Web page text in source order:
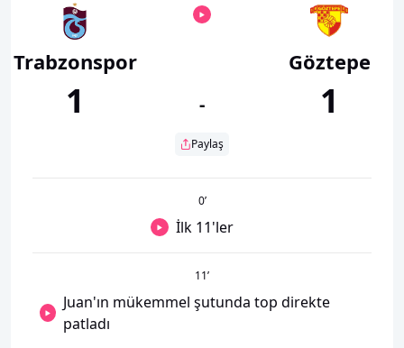
Trabzonspor
1 -
Paylaş
Göztepe
1
0’
İlk 11'ler
11’
Juan'ın mükemmel şutunda top direkte
patladı